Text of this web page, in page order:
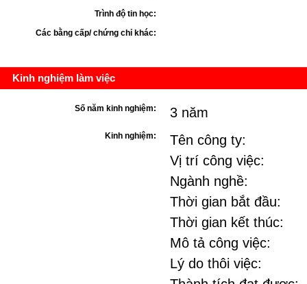
Trình độ tin học:
Các bằng cấp/ chứng chỉ khác:
Kinh nghiệm làm việc
Số năm kinh nghiệm: 3 năm
Kinh nghiệm:
Tên công ty:
Vị trí công việc:
Ngành nghề:
Thời gian bắt đầu:
Thời gian kết thúc:
Mô tả công việc:
Lý do thôi việc: